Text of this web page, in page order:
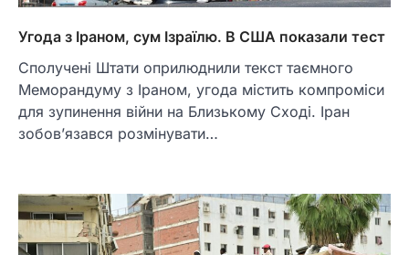
Угода з Іраном, сум Ізраїлю. В США показали тест
Сполучені Штати оприлюднили текст таємного
Меморандуму з Іраном, угода містить компроміси
для зупинення війни на Близькому Сході. Іран
зобов’язався розмінувати…